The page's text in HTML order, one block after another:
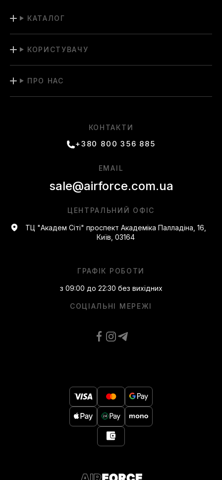
КАТАЛОГ
КОРИСТУВАЧУ
ПРО НАС
КОНТАКТИ
+380 800 356 885
ЦЕНТРАЛЬНИЙ ОФІС
ТЦ "Академ Сіті" проспект Академіка Палладіна, 16,
Київ, 03164
СОЦІАЛЬНІ МЕРЕЖІ
EMAIL
sale@airforce.com.ua
ГРАФІК РОБОТИ
з 09:00 до 22:30 без вихідних